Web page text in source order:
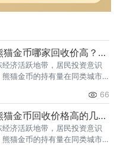
龙港回收熊猫金币哪家回收价高？本地榜单
济活跃地带，居民投资意识
猫金币的持有量在同类城市
求就明显升温，但鱼龙混杂的
能精准识别版别溢
66
龙泉回收熊猫金币回收价格高的几家推荐
济活跃地带，居民投资意识
猫金币的持有量在同类城市